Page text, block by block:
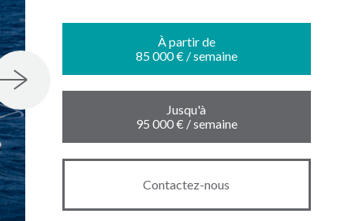
À partir de
85 000 € / semaine
Jusqu'à
95 000 € / semaine
Contactez-nous